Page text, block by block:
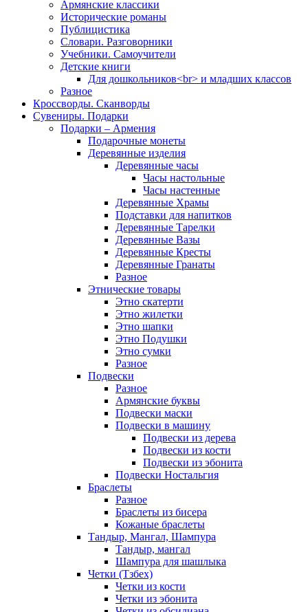
Армянские классики
Исторические романы
Публицистика
Словари. Разговорники
Учебники. Самоучители
Детские книги
Для дошкольников<br> и младших классов
Разное
Кроссворды. Сканворды
Сувениры. Подарки
Подарки – Армения
Подарочные монеты
Деревянные изделия
Деревянные часы
Часы настольные
Часы настенные
Деревянные Храмы
Подставки для напитков
Деревянные Тарелки
Деревянные Вазы
Деревянные Кресты
Деревянные Гранаты
Разное
Этнические товары
Этно скатерти
Этно жилетки
Этно шапки
Этно Подушки
Этно сумки
Разное
Подвески
Разное
Армянские буквы
Подвески маски
Подвески в машину
Подвески из дерева
Подвески из кости
Подвески из эбонита
Подвески Ностальгия
Браслеты
Разное
Браслеты из бисера
Кожаные браслеты
Тандыр, Мангал, Шампура
Тандыр, мангал
Шампура для шашлыка
Четки (Тзбех)
Четки из кости
Четки из эбонита